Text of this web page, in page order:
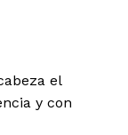
el
y con